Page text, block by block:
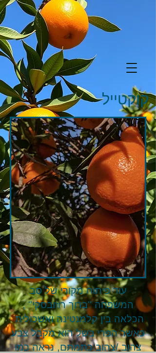
קוקטייל
עוד פיתוח מקורי של סב
המשפחה ''ברוך רוזובסקי'' ,
הכלאה בין קלמנטינה ואשכולית
כאשר הפרי בשל הוא מקבל צבע
צהוב /צהוב כתמתם, נראה כמו